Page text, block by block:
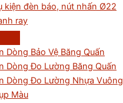
kiện đèn báo, nút nhấn Ø22
ray
Dòng Bảo Vệ Băng Quấn
Dòng Đo Lường Băng Quấn
Dòng Đo Lường Nhựa Vuông
Màu